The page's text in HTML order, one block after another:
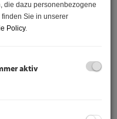
- mit guter
aber trotzdem
die dazu personenbezogene
Sie in unserer
Policy.
aktiv